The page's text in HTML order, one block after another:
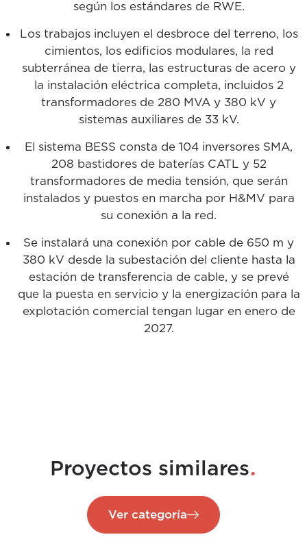
según los estándares de RWE.
Los trabajos incluyen el desbroce del terreno, los
cimientos, los edificios modulares, la red
subterránea de tierra, las estructuras de acero y
la instalación eléctrica completa, incluidos 2
transformadores de 280 MVA y 380 kV y
sistemas auxiliares de 33 kV.
El sistema BESS consta de 104 inversores SMA,
208 bastidores de baterías CATL y 52
transformadores de media tensión, que serán
instalados y puestos en marcha por H&MV para
su conexión a la red.
Se instalará una conexión por cable de 650 m y
380 kV desde la subestación del cliente hasta la
estación de transferencia de cable, y se prevé
que la puesta en servicio y la energización para la
explotación comercial tengan lugar en enero de
2027.
Proyectos similares.
Ver categoría